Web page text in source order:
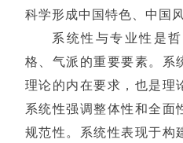
科学形成中国特色、中国
系统性与专业性是
格、气派的重要要素。系
理论的内在要求，也是理
系统性强调整体性和全面
规范性。系统性表现于构